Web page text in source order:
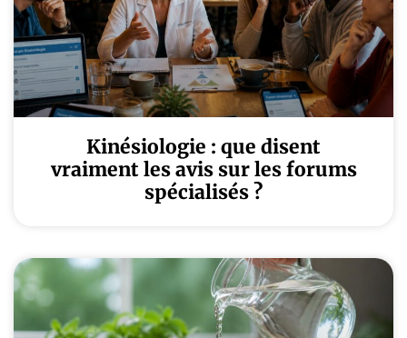
Kinésiologie : que disent
vraiment les avis sur les forums
spécialisés ?